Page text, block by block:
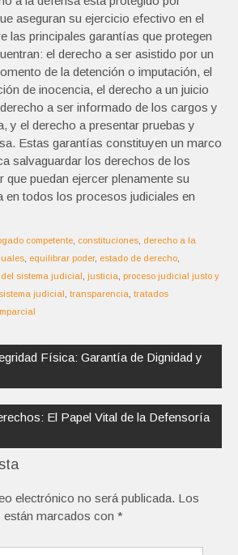
aseguran su ejercicio efectivo en el
las principales garantías que protegen
el derecho a ser asistido por un
de la detención o imputación, el
de inocencia, el derecho a un juicio
a ser informado de los cargos y
y el derecho a presentar pruebas y
Estas garantías constituyen un marco
salvaguardar los derechos de los
que puedan ejercer plenamente su
en todos los procesos judiciales en
competente constituciones derecho a la
equilibrar poder, estado de derecho
sistema judicial justicia
proceso judicial justo y
sistema judicial transparencia tratados
Física: Garantía de Dignidad y
El Papel Vital de la Defensoría
electrónico no será publicada. Los
marcados con *